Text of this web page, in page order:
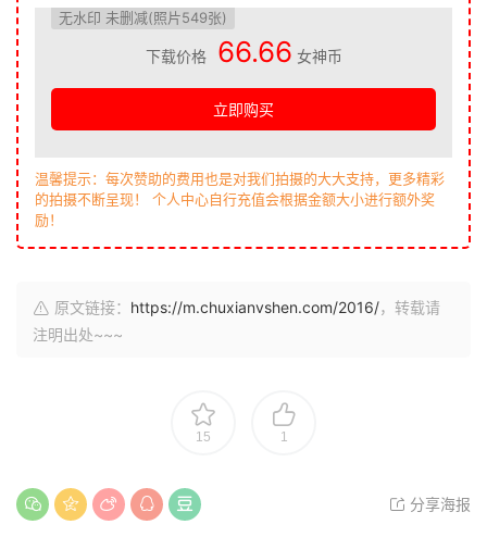
无水印 未删减(照片549张)
下载价格 66.66 女神币
立即购买
温馨提示：每次赞助的费用也是对我们拍摄的大大支持，更多精彩
的拍摄不断呈现！ 个人中心自行充值会根据金额大小进行额外奖
励！
原文链接： https://m.chuxianvshen.com/2016/，转载请
注明出处~~~
15 1
分享海报